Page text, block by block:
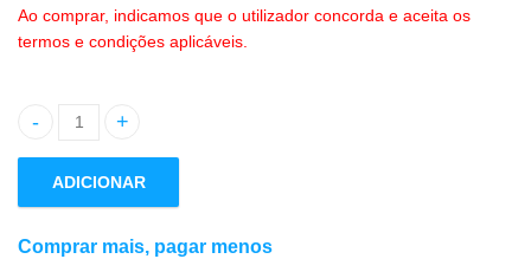
Ao comprar, indicamos que o utilizador concorda e aceita os
termos e condições aplicáveis.
Quantidade de Crossband Chocolate Gourami
ADICIONAR
Comprar mais, pagar menos